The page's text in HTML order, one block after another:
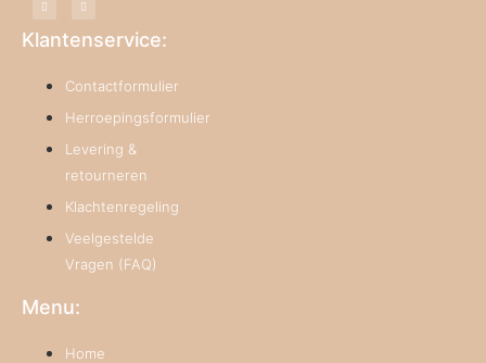
Klantenservice:
Contactformulier
Herroepingsformulier
Levering &
retourneren
Klachtenregeling
Veelgestelde
Vragen (FAQ)
Menu:
Home